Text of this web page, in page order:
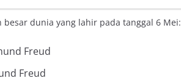
dunia yang lahir pada tanggal 6 Mei:
Freud